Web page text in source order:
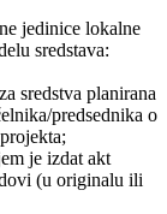
jedinice lokalne
sredstava:
sredstva planirana
predsednika o
je izdat akt
(u originalu ili